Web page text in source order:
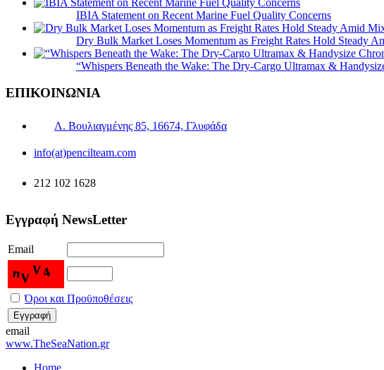
IBIA Statement on Recent Marine Fuel Quality Concerns
Dry Bulk Market Loses Momentum as Freight Rates Hold Steady
“Whispers Beneath the Wake: The Dry‑Cargo Ultramax &
ΕΠΙΚΟΙΝΩΝΙΑ
Λ. Βουλιαγμένης 85, 16674, Γλυφάδα
info(at)pencilteam.com
212 102 1628
Εγγραφή NewsLetter
Email
Όροι και Προϋποθέσεις
email
www.TheSeaNation.gr